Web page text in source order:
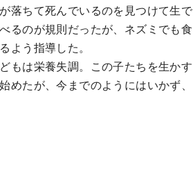
落ちて死んでいるのを見つけて生で
るのが規則だったが、ネズミでも食
う指導した。
もは栄養失調。この子たちを生かす
たが、今までのようにはいかず、